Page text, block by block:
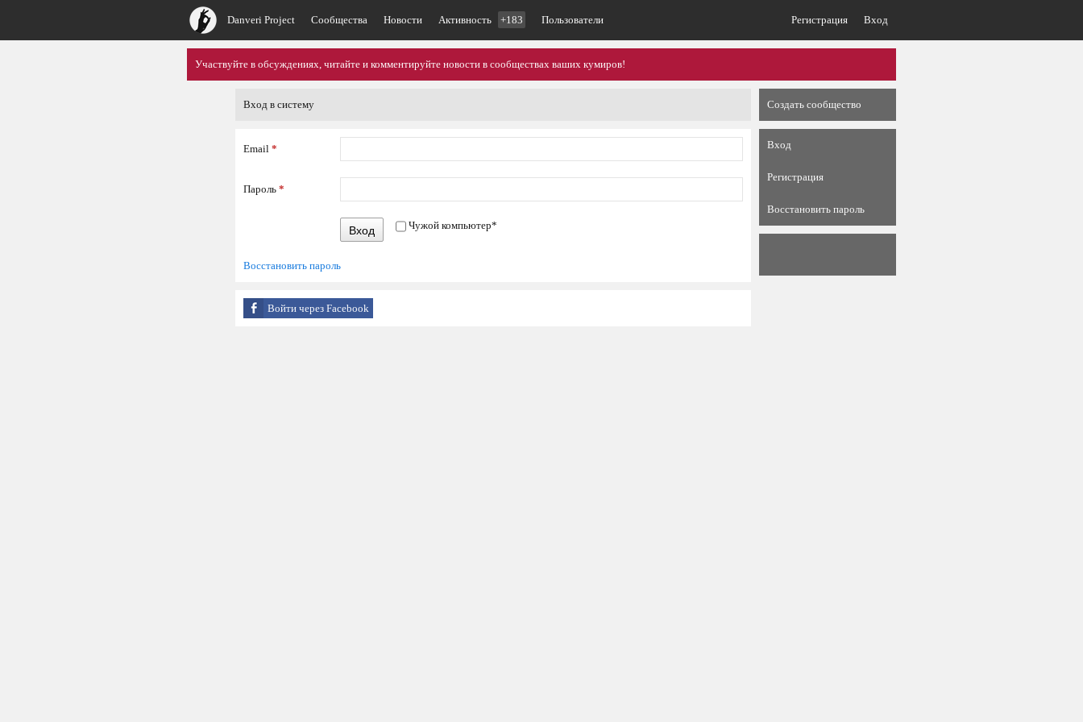
Danveri Project Сообщества Новости Активность +183 Пользователи Регистрация Вход
Участвуйте в обсуждениях, читайте и комментируйте новости в сообществах ваших кумиров!
Вход в систему
Email *
Пароль *
Вход Чужой компьютер*
Восстановить пароль
Войти через Facebook
Создать сообщество
Вход
Регистрация
Восстановить пароль